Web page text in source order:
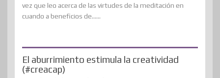
vez que leo acerca de las virtudes de la meditación en
cuando a beneficios de......
El aburrimiento estimula la creatividad
(#creacap)